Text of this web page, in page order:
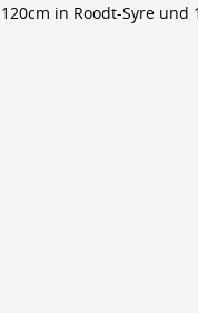
120cm in Roodt-Syre